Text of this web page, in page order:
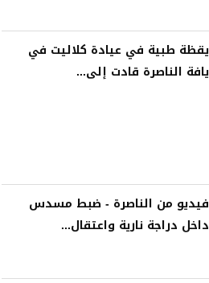
يقظة طبية في عيادة كلاليت في
يافة الناصرة قادت إلى...
فيديو من الناصرة - ضبط مسدس
داخل دراجة نارية واعتقال...